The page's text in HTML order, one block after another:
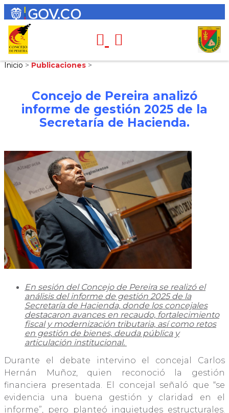
Inicio > Publicaciones >
Concejo de Pereira analizó
informe de gestión 2025 de la
Secretaría de Hacienda.
En sesión del Concejo de Pereira se realizó el
análisis del informe de gestión 2025 de la
Secretaría de Hacienda, donde los concejales
destacaron avances en recaudo, fortalecimiento
fiscal y modernización tributaria, así como retos
en gestión de bienes, deuda pública y
articulación institucional.
Durante el debate intervino el concejal Carlos
Hernán Muñoz, quien reconoció la gestión
financiera presentada. El concejal señaló que “se
evidencia una buena gestión y claridad en el
informe”, pero planteó inquietudes estructurales.